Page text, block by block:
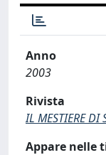
Anno
2003
Rivista
IL MESTIERE DI
Appare nelle